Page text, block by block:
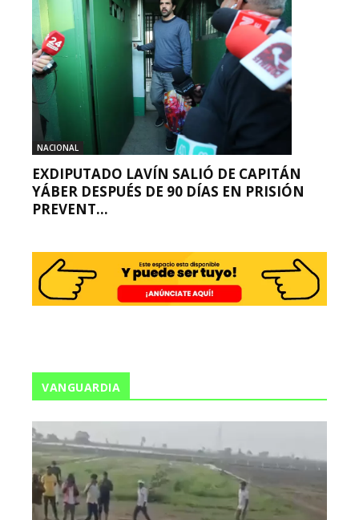
NACIONAL
EXDIPUTADO LAVÍN SALIÓ DE CAPITÁN
YÁBER DESPUÉS DE 90 DÍAS EN PRISIÓN
PREVENT...
VANGUARDIA